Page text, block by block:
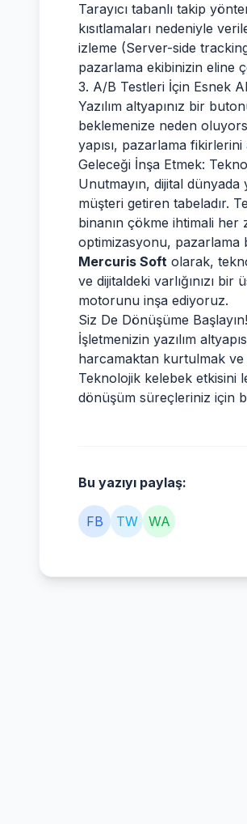
Tarayıcı tabanlı takip
kısıtlamaları nedeniyle
izleme (Server-side
pazarlama ekibinizin eline
3. A/B Testleri İçin Esnek
Yazılım altyapınız bir
beklemenize neden
yapısı, pazarlama
Geleceği İnşa Etmek:
Unutmayın, dijital dünyada
müşteri getiren tabeladır.
binanın çökme ihtimali her
optimizasyonu, pazarlama
Mercuris Soft olarak,
ve dijitaldeki varlığınızı
motorunu inşa ediyoruz.
Siz De Dönüşüme Başlayın!
İşletmenizin yazılım
harcamaktan kurtulmak ve
Teknolojik kelebek etkisini
dönüşüm süreçleriniz için
Bu yazıyı paylaş:
FB TW WA